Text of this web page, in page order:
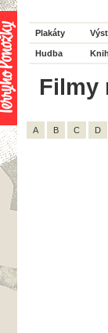
Plakáty
Hudba
Filmy
A B C D